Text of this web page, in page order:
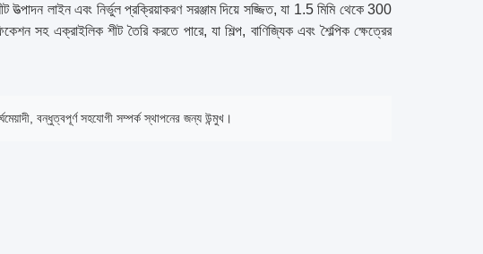
উত্পাদন লাইন এবং নির্ভুল প্রক্রিয়াকরণ সরঞ্জাম দিয়ে সজ্জিত, যা 1.5 মিমি থেকে 300
সহ এক্রাইলিক শীট তৈরি করতে পারে, যা শিল্প, বাণিজ্যিক এবং শৈল্পিক ক্ষেত্রের
বন্ধুত্বপূর্ণ সহযোগী সম্পর্ক স্থাপনের জন্য উন্মুখ।